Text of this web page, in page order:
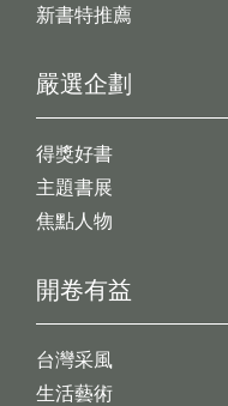
新書特推薦
開卷有益
台灣采風
生活藝術
嚴選企劃
得獎好書
主題書展
焦點人物